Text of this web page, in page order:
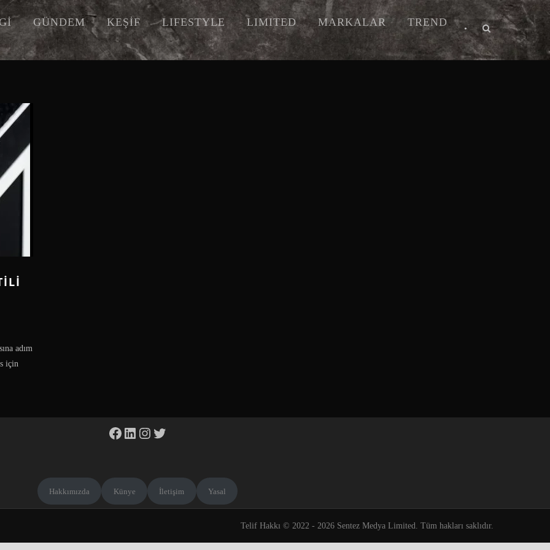
GÜNDEM KEŞİF LIFESTYLE LIMITED MARKALAR TREND
•
adım
için
Facebook
LinkedIn
Instagram
Twitter
Hakkımızda Künye İletişim Yasal
Telif Hakkı © 2022 - 2026 Sentez Medya Limited. Tüm hakları saklıdır.